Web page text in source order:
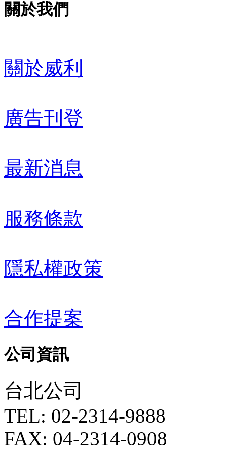
關於我們
關於威利
廣告刊登
最新消息
服務條款
隱私權政策
合作提案
公司資訊
台北公司
TEL: 02-2314-9888
FAX: 04-2314-0908